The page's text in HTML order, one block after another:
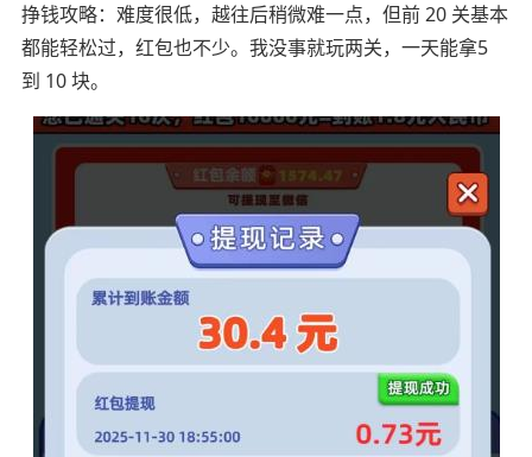
挣钱攻略：难度很低，越往后稍微难一点，但前 20 关基本
都能轻松过，红包也不少。我没事就玩两关，一天能拿5
到 10 块。